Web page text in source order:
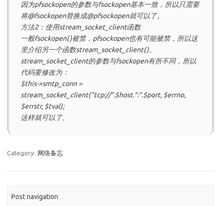
因为pfsockopen的参数与fsockopen基本一致，所以只需要
将@fsockopen替换成@pfsockopen就可以了。
方法2：使用stream_socket_client函数
一般fsockopen()被禁，pfsockopen也有可能被禁，所以这
里介绍另一个函数stream_socket_client()。
stream_socket_client的参数与fsockopen有所不同，所以
代码要修改为：
$this->smtp_conn =
stream_socket_client(“tcp://”.$host.”:”.$port, $errno,
$errstr, $tval);
这样就可以了。
Category: 网络备忘
Post navigation